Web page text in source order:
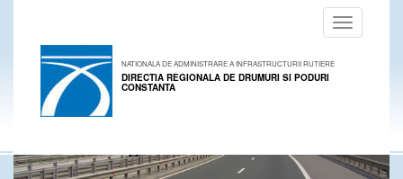
Toggle
navigation
NATIONALA DE ADMINISTRARE A INFRASTRUCTURII RUTIERE
DIRECTIA REGIONALA DE DRUMURI SI PODURI
CONSTANTA